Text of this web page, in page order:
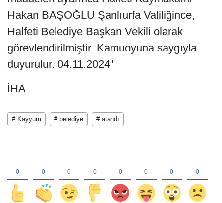
Hakan BAŞOĞLU Şanlıurfa Valiliğince,
Halfeti Belediye Başkan Vekili olarak
görevlendirilmiştir. Kamuoyuna saygıyla
duyurulur. 04.11.2024"
İHA
# Kayyum # belediye # atandı